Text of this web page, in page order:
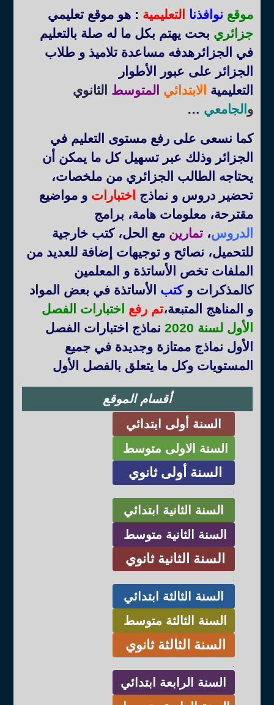
موقع نوافذنا التعليمية : هو موقع تعليمي
جزائري بحت يهتم بكل ما له صلة بالتعليم
في الجزائرهدفه مساعدة تلاميذ و طلاب
الجزائر على عبور الأطوار
التعليمية
الابتدائي المتوسط الثانوي
و الجامعي …
كما نسعى على رفع مستوى التعليم في
الجزائر وذلك عبر تسهيل كل ما يمكن أن
يحتاجه الطالب الجزائري من ملخصات،
تحضير دروس و نماذج اختباراتو مواضيع
مقترحة، معلومات هامة، برامج
الدروس،تمارينمع الحل، كتب خارجية
للتحميل، نصائح و توجيهات إضافة للعديد من
الملفات تخص الأساتذة و المعلمين
كالمذكرات وكتب الأساتذة في بعض المواد
و المناهج المتبعة،تم رفع اختبارات الفصل
الأول لسنة 2020
نماذج اختبارات الفصل
الأول نماذج ممتازة وجديدة في جميع
المستويات وكل ما يتعلق بالفصل الأول
أقسام الموقع
السنة أولى ابتدائي
السنة الاولى متوسط
السنة أولى ثانوي
السنة الثانية ابتدائي
السنة الثانية متوسط
السنة الثانية ثانوي
السنة الثالثة ابتدائي
السنة الثالثة متوسط
السنة الثالثة ثانوي
السنة الرابعة ابتدائي